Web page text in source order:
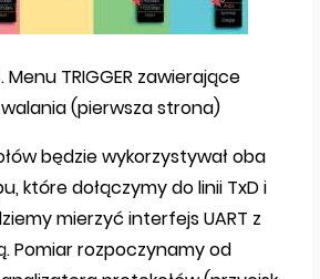
Menu TRIGGER zawierające
(pierwsza strona)
będzie wykorzystywał oba
które dołączymy do linii TxD i
mierzyć interfejs UART z
Pomiar rozpoczynamy od